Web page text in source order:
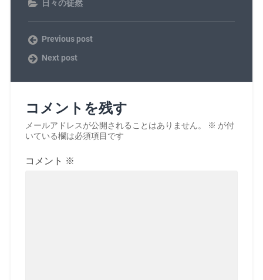
日々の徒然
Previous post
Next post
コメントを残す
メールアドレスが公開されることはありません。 ※ が付
いている欄は必須項目です
コメント ※